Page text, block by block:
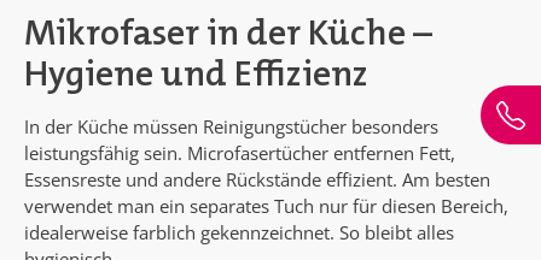
Mikrofaser in der Küche –
Hygiene und Effizienz
In der Küche müssen Reinigungstücher besonders
leistungsfähig sein. Microfasertücher entfernen Fett,
Essensreste und andere Rückstände effizient. Am besten
verwendet man ein separates Tuch nur für diesen Bereich,
idealerweise farblich gekennzeichnet. So bleibt alles